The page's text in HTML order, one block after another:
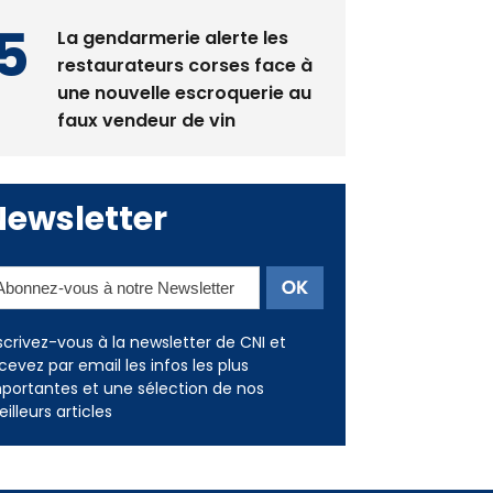
une nouvelle escroquerie au
faux vendeur de vin
vous à la newsletter de CNI et
par email les infos les plus
et une sélection de nos
articles